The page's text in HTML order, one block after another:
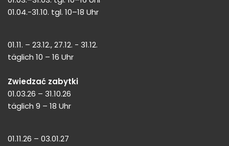
01.04.-31.10. tgl. 10–18 Uhr
01.11. – 23.12., 27.12. - 31.12.
täglich 10 – 16 Uhr
Zwiedzać zabytki
01.03.26 – 31.10.26
täglich 9 – 18 Uhr
01.11.26 – 03.01.27